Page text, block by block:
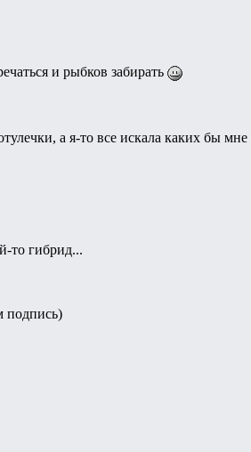
и рыбков забирать
а я-то все искала каких бы мне
то гибрид...
подпись)